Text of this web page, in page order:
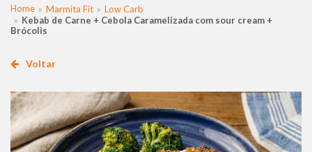
Home Marmita Fit
Low Carb
Kebab de Carne + Cebola Caramelizada com sour cream +
Brócolis
Voltar